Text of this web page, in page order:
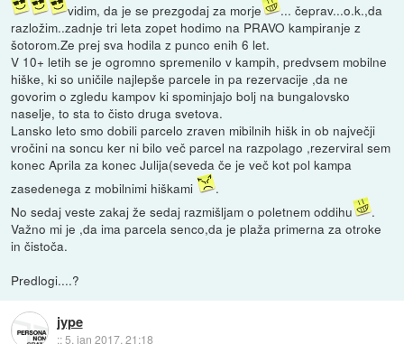
vidim, da je se prezgodaj za morje
... čeprav...o.k.,da
razložim..zadnje tri leta zopet hodimo na PRAVO kampiranje z
šotorom.Ze prej sva hodila z punco enih 6 let.
V 10+ letih se je ogromno spremenilo v kampih, predvsem mobilne
hiške, ki so uničile najlepše parcele in pa rezervacije ,da ne
govorim o zgledu kampov ki spominjajo bolj na bungalovsko
naselje, to sta to čisto druga svetova.
Lansko leto smo dobili parcelo zraven mibilnih hišk in ob največji
vročini na soncu ker ni bilo več parcel na razpolago ,rezerviral sem
konec Aprila za konec Julija(seveda če je več kot pol kampa
zasedenega z mobilnimi hiškami
.
No sedaj veste zakaj že sedaj razmišljam o poletnem oddihu
.
Važno mi je ,da ima parcela senco,da je plaža primerna za otroke
in čistoča.
Predlogi....?
jype
::5. jan 2017, 21:18